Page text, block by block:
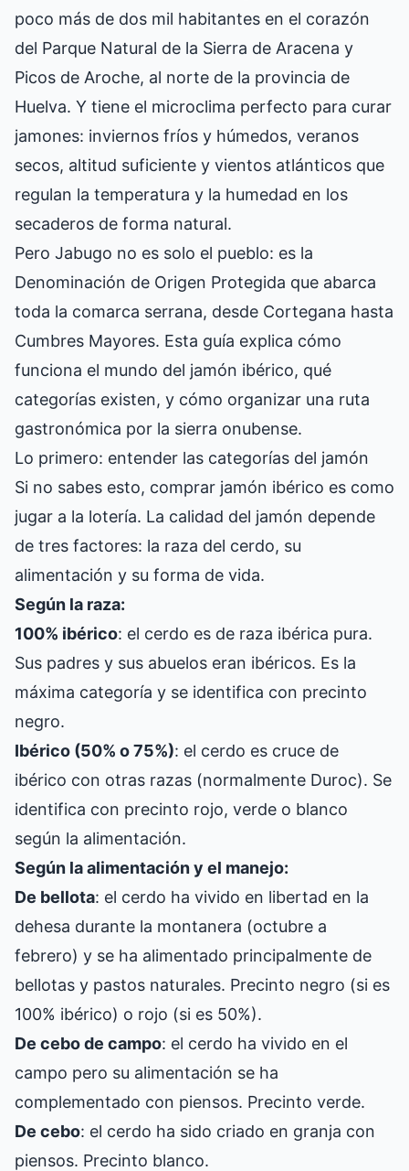
poco más de dos mil habitantes en el corazón
del Parque Natural de la Sierra de Aracena y
Picos de Aroche, al norte de la provincia de
Huelva. Y tiene el microclima perfecto para curar
jamones: inviernos fríos y húmedos, veranos
secos, altitud suficiente y vientos atlánticos que
regulan la temperatura y la humedad en los
secaderos de forma natural.
Pero Jabugo no es solo el pueblo: es la
Denominación de Origen Protegida que abarca
toda la comarca serrana, desde Cortegana hasta
Cumbres Mayores. Esta guía explica cómo
funciona el mundo del jamón ibérico, qué
categorías existen, y cómo organizar una ruta
gastronómica por la sierra onubense.
Lo primero: entender las categorías del jamón
Si no sabes esto, comprar jamón ibérico es como
jugar a la lotería. La calidad del jamón depende
de tres factores: la raza del cerdo, su
alimentación y su forma de vida.
Según la raza:
100% ibérico: el cerdo es de raza ibérica pura.
Sus padres y sus abuelos eran ibéricos. Es la
máxima categoría y se identifica con precinto
negro.
Ibérico (50% o 75%): el cerdo es cruce de
ibérico con otras razas (normalmente Duroc). Se
identifica con precinto rojo, verde o blanco
según la alimentación.
Según la alimentación y el manejo:
De bellota: el cerdo ha vivido en libertad en la
dehesa durante la montanera (octubre a
febrero) y se ha alimentado principalmente de
bellotas y pastos naturales. Precinto negro (si es
100% ibérico) o rojo (si es 50%).
De cebo de campo: el cerdo ha vivido en el
campo pero su alimentación se ha
complementado con piensos. Precinto verde.
De cebo: el cerdo ha sido criado en granja con
piensos. Precinto blanco.